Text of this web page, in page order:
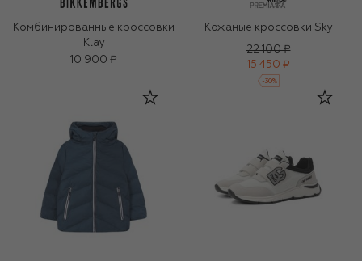
Комбинированные кроссовки
Klay
10 900 ₽
Кожаные кроссовки Sky
22 100 ₽
15 450 ₽
-30%